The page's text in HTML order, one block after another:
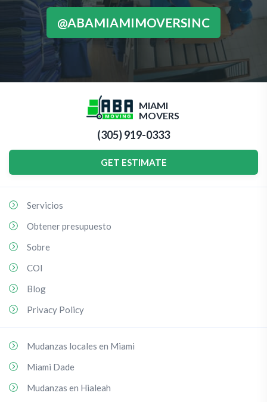
@ABAMIAMIMOVERSINC
MIAMI
MOVERS
(305) 919-0333
GET ESTIMATE
Servicios
Obtener presupuesto
Sobre
COI
Blog
Privacy Policy
Mudanzas locales en Miami
Miami Dade
Mudanzas en Hialeah